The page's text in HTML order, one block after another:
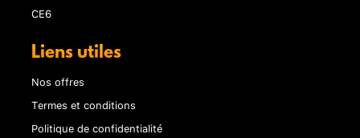
CE6
Liens utiles
Nos offres
Termes et conditions
Politique de confidentialité